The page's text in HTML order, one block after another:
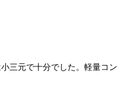
三元で十分でした。軽量コン